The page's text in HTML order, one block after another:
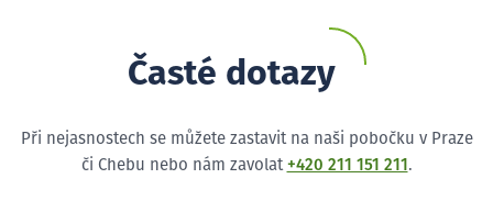
Časté dotazy
Při nejasnostech se můžete zastavit na naši pobočku v Praze
či Chebu nebo nám zavolat +420 211 151 211 .